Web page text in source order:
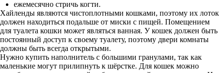
ежемесячно стричь когти.
Хайленды являются чистоплотными кошками, поэтому их лоток
должен находиться подальше от миски с пищей. Помещением
для туалета кошки может являться ванная. У кошек должен быть
постоянный доступ к своему туалету, поэтому двери комнаты
должны быть всегда открытыми.
Нужно купить наполнитель с большими гранулами, так как
маленькие могут прилипнуть к шёрстке. Для кошек можно